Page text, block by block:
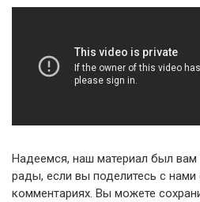
Надеемся, наш материал был
рады, если вы поделитесь с
комментариях. Вы можете